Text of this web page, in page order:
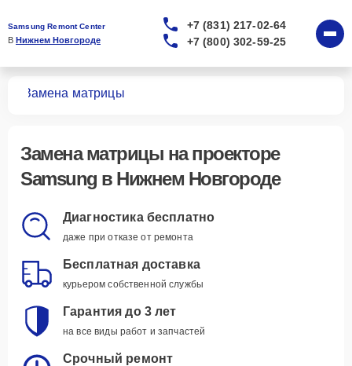
Samsung Remont Center
В Нижнем Новгороде
+7 (831) 217-02-64
+7 (800) 302-59-25
Замена матрицы
Замена матрицы на проекторе
Samsung в Нижнем Новгороде
Диагностика бесплатно
даже при отказе от ремонта
Бесплатная доставка
курьером собственной службы
Гарантия до 3 лет
на все виды работ и запчастей
Срочный ремонт